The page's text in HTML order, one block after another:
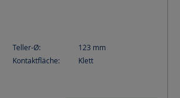
Teller-Ø: 123 mm
Kontaktfläche:
Klett